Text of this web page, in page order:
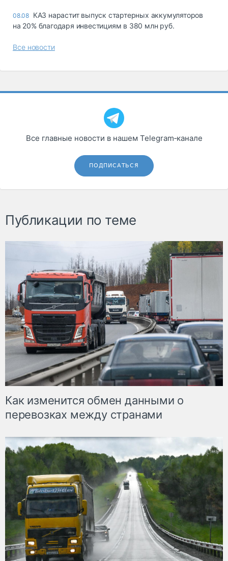
08.08 КАЗ нарастит выпуск стартерных аккумуляторов
на 20% благодаря инвестициям в 380 млн руб.
Все новости
Все главные новости в нашем Telegram‑канале
ПОДПИСАТЬСЯ
Публикации по теме
Как изменится обмен данными о
перевозках между странами